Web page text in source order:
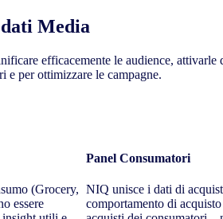
Media
efficacemente le audience, attivarle
e per ottimizzare le campagne.
(Grocery,
essere
Panel Consumatori
NIQ unisce i dati di
comportamento di